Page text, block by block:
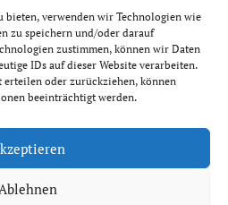
bieten, verwenden wir Technologien wie
zu speichern und/oder darauf
zustimmen, können wir Daten
IDs auf dieser Website verarbeiten.
erteilen oder zurückziehen, können
beeinträchtigt werden.
Ablehnen